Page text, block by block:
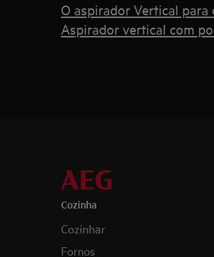
O aspirador Vertical para
Aspirador vertical com
Cozinha
Cozinhar
Fornos